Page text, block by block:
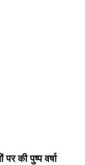
की पुष्प वर्षा